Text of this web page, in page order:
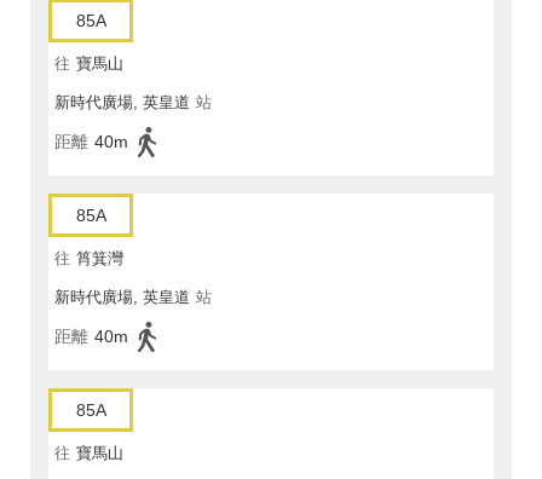
85A
往 寶馬山
新時代廣場, 英皇道 站
距離 40m
85A
往 筲箕灣
新時代廣場, 英皇道 站
距離 40m
85A
往 寶馬山